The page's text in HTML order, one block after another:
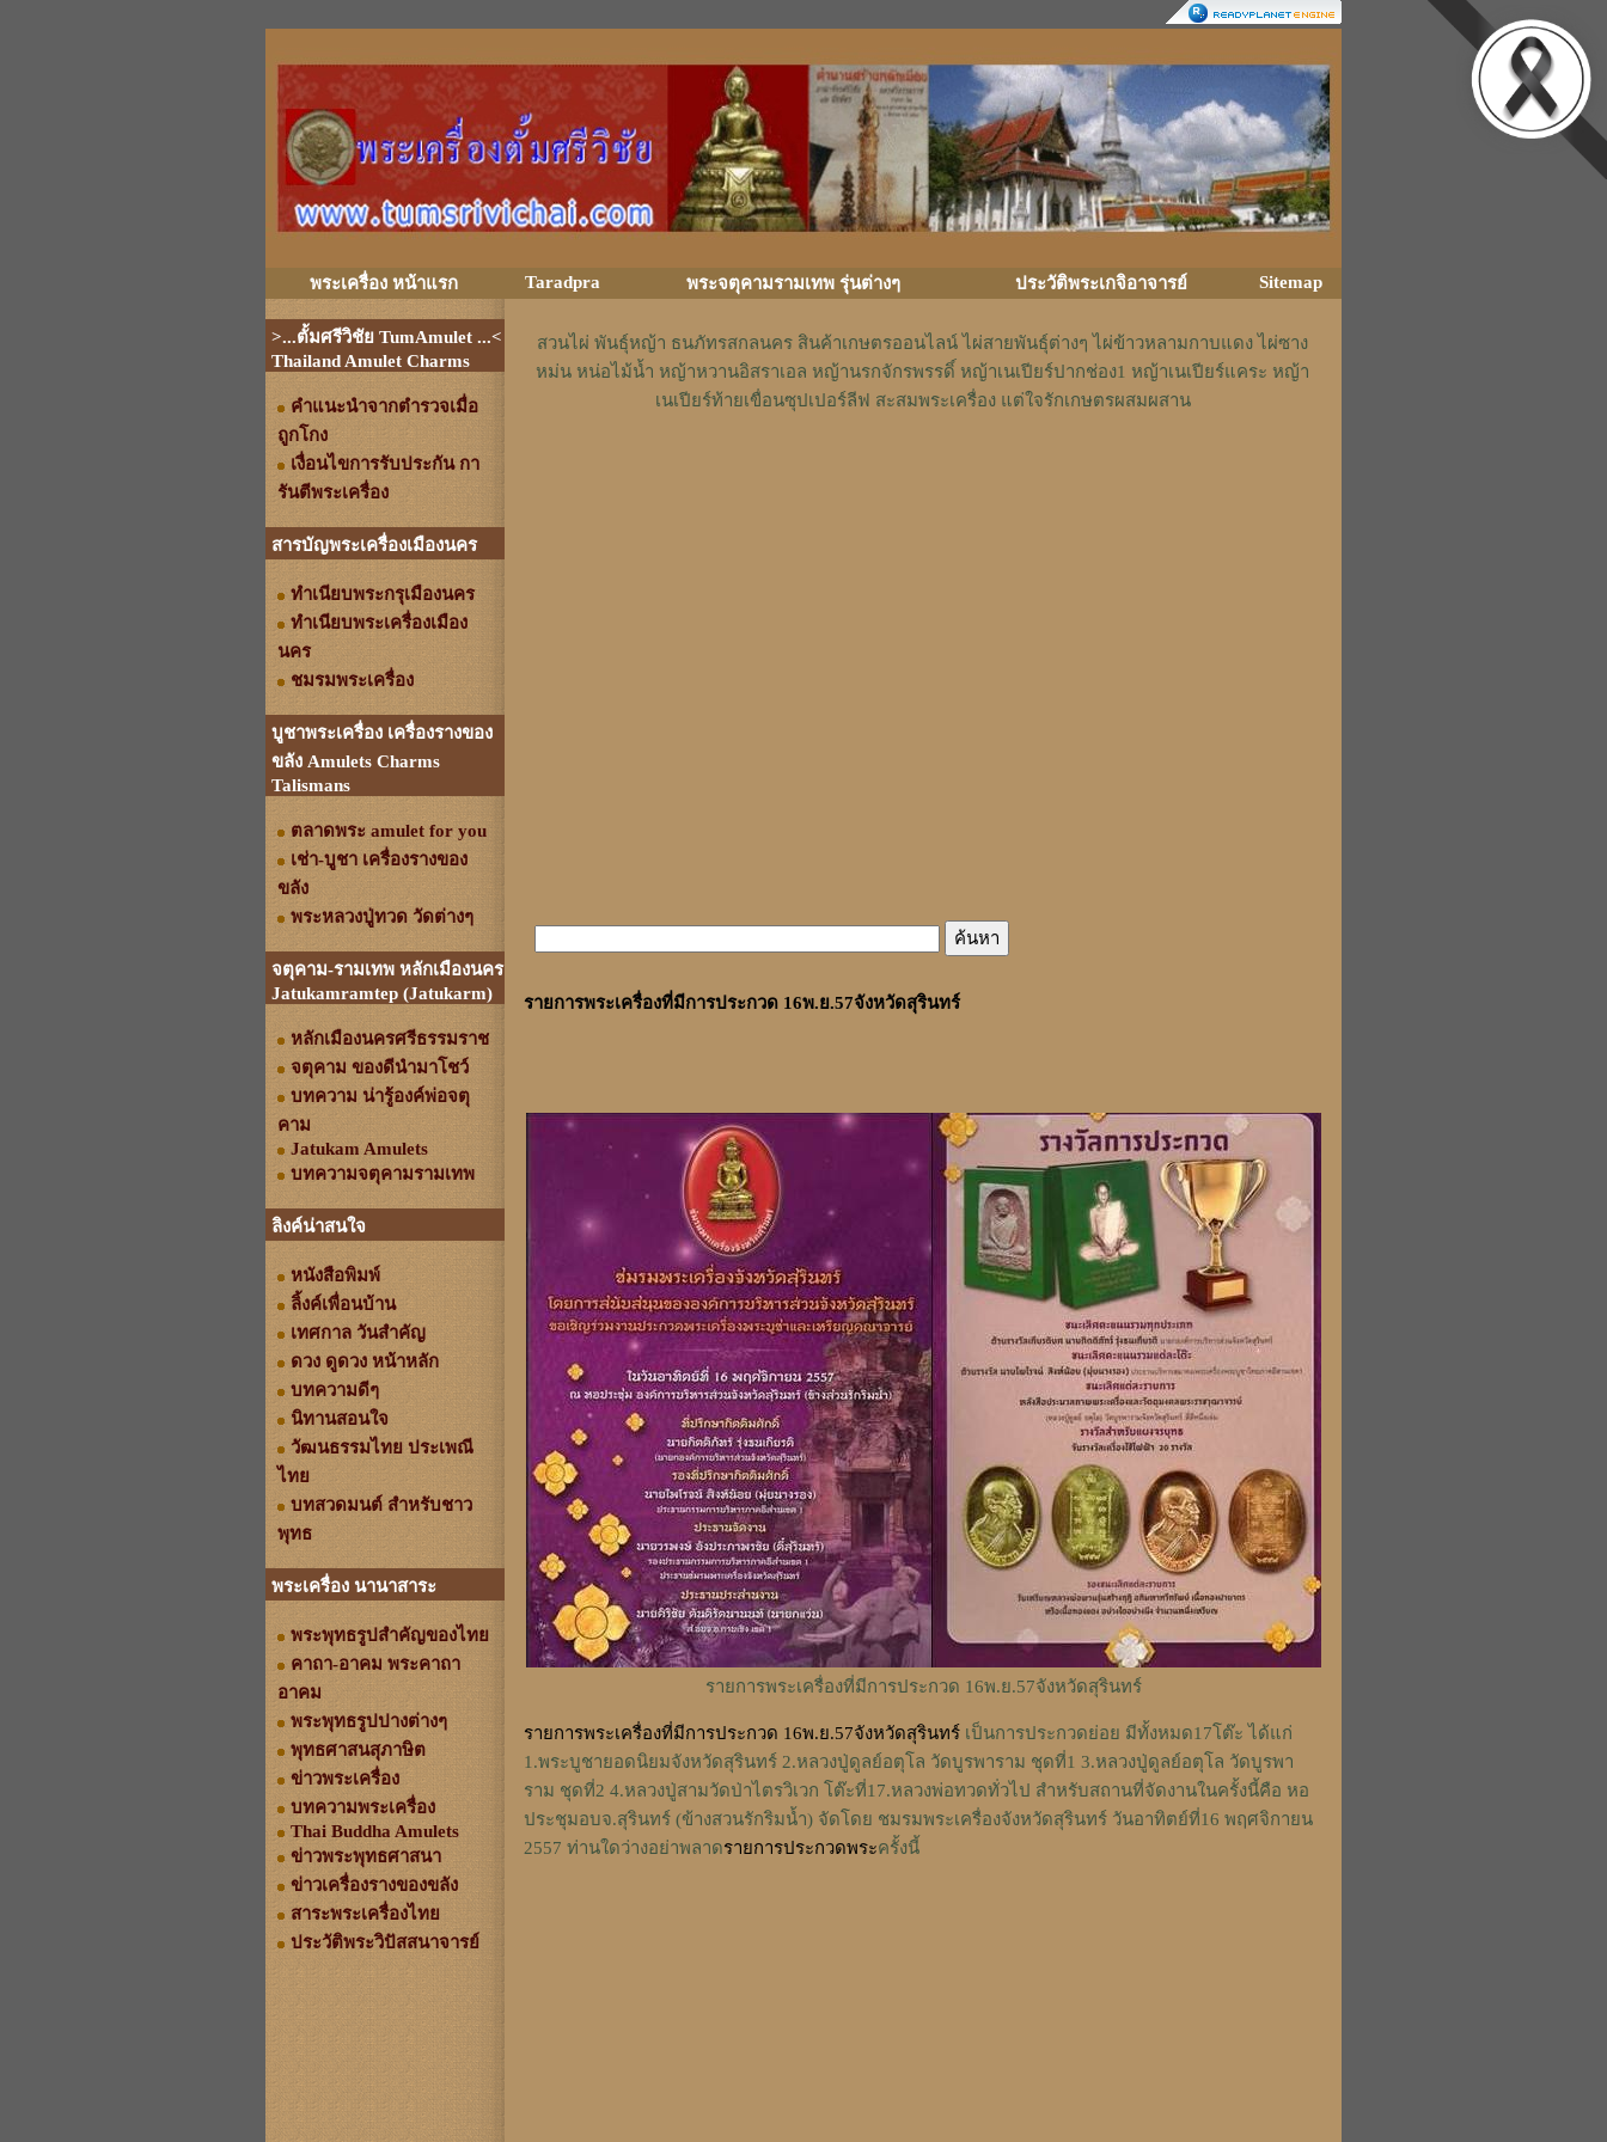
พระเครื่อง หน้าแรก Taradpra พระจตุคามรามเทพ รุ่นต่างๆ ประวัติพระเกจิอาจารย์ Sitemap
>...ตั้มศรีวิชัย TumAmulet ...<
Thailand Amulet Charms
คำแนะนำจากตำรวจเมื่อ
ถูกโกง
เงื่อนไขการรับประกัน กา
รันตีพระเครื่อง
สารบัญพระเครื่องเมืองนคร
ทำเนียบพระกรุเมืองนคร
ทำเนียบพระเครื่องเมือง
นคร
ชมรมพระเครื่อง
บูชาพระเครื่อง เครื่องรางของ
ขลัง Amulets Charms
Talismans
ตลาดพระ amulet for you
เช่า-บูชา เครื่องรางของ
ขลัง
พระหลวงปู่ทวด วัดต่างๆ
จตุคาม-รามเทพ หลักเมืองนคร
Jatukamramtep (Jatukarm)
หลักเมืองนครศรีธรรมราช
จตุคาม ของดีนำมาโชว์
บทความ น่ารู้องค์พ่อจตุ
คาม
Jatukam Amulets
บทความจตุคามรามเทพ
ลิงค์น่าสนใจ
หนังสือพิมพ์
ลิ้งค์เพื่อนบ้าน
เทศกาล วันสำคัญ
ดวง ดูดวง หน้าหลัก
บทความดีๆ
นิทานสอนใจ
วัฒนธรรมไทย ประเพณี
ไทย
บทสวดมนต์ สำหรับชาว
พุทธ
พระเครื่อง นานาสาระ
พระพุทธรูปสำคัญของไทย
คาถา-อาคม พระคาถา
อาคม
พระพุทธรูปปางต่างๆ
พุทธศาสนสุภาษิต
ข่าวพระเครื่อง
บทความพระเครื่อง
Thai Buddha Amulets
ข่าวพระพุทธศาสนา
ข่าวเครื่องรางของขลัง
สาระพระเครื่องไทย
ประวัติพระวิปัสสนาจารย์
สวนไผ่ พันธุ์หญ้า ธนภัทรสกลนคร สินค้าเกษตรออนไลน์ ไผ่สายพันธุ์ต่างๆ ไผ่ข้าวหลามกาบแดง ไผ่ซาง
หม่น หน่อไม้น้ำ หญ้าหวานอิสราเอล หญ้านรกจักรพรรดิ์ หญ้าเนเปียร์ปากช่อง1 หญ้าเนเปียร์แคระ หญ้า
เนเปียร์ท้ายเขื่อนซุปเปอร์ลีฟ สะสมพระเครื่อง แต่ใจรักเกษตรผสมผสาน
รายการพระเครื่องที่มีการประกวด 16พ.ย.57จังหวัดสุรินทร์
รายการพระเครื่องที่มีการประกวด 16พ.ย.57จังหวัดสุรินทร์
รายการพระเครื่องที่มีการประกวด 16พ.ย.57จังหวัดสุรินทร์เป็นการประกวดย่อย มีทั้งหมด17โต๊ะ ได้แก่
1.พระบูชายอดนิยมจังหวัดสุรินทร์ 2.หลวงปู่ดูลย์อตุโล วัดบูรพาราม ชุดที่1 3.หลวงปู่ดูลย์อตุโล วัดบูรพา
ราม ชุดที่2 4.หลวงปู่สามวัดป่าไตรวิเวก โต๊ะที่17.หลวงพ่อทวดทั่วไป สำหรับสถานที่จัดงานในครั้งนี้คือ หอ
ประชุมอบจ.สุรินทร์ (ข้างสวนรักริมน้ำ) จัดโดย ชมรมพระเครื่องจังหวัดสุรินทร์ วันอาทิตย์ที่16 พฤศจิกายน
2557 ท่านใดว่างอย่าพลาดรายการประกวดพระครั้งนี้